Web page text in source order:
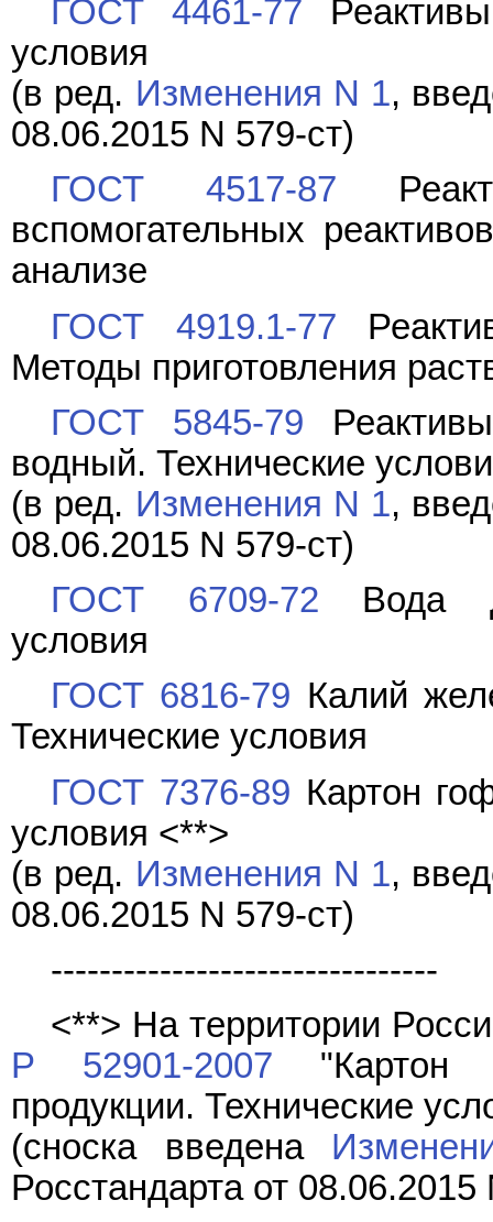
ГОСТ 4461-77
условия
(в ред. Изменения N 1,
08.06.2015 N 579-ст)
ГОСТ 4517-87
вспомогательных
анализе
ГОСТ 4919.1-77
Методы приготовления
ГОСТ 5845-79
водный. Технические
(в ред. Изменения N 1,
08.06.2015 N 579-ст)
ГОСТ 6709-72 Вода
условия
ГОСТ 6816-79 Калий
Технические условия
ГОСТ 7376-89 Картон
условия <**>
(в ред. Изменения N 1,
08.06.2015 N 579-ст)
--------------------------------
<**> На территории
Р 52901-2007 "Картон
продукции. Технические
(сноска введена
Росстандарта от 08.06.2015